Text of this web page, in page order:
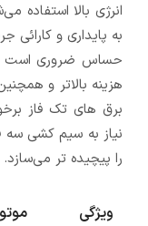
انرژی بالا استفاده
به پایداری و کارائی
حساس ضروری است
هزینه بالاتر و
برق های تک فاز
نیاز به سیم کشی سه
را پیچیده تر می‌سازد.
ویژگی